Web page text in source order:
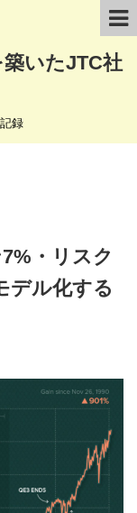
いたJTC社
録
・リスク
デル化する